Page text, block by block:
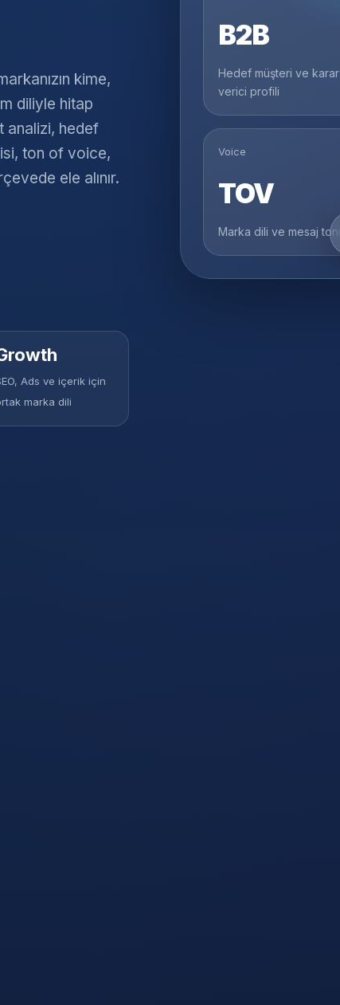
kime,
diliyle hitap
analizi, hedef
ton of voice,
ele alınır.
Ads ve içerik için
marka dili
B2B
Hedef müşteri ve karar
verici profili
Voice
TOV
Marka dili ve mesaj tonu